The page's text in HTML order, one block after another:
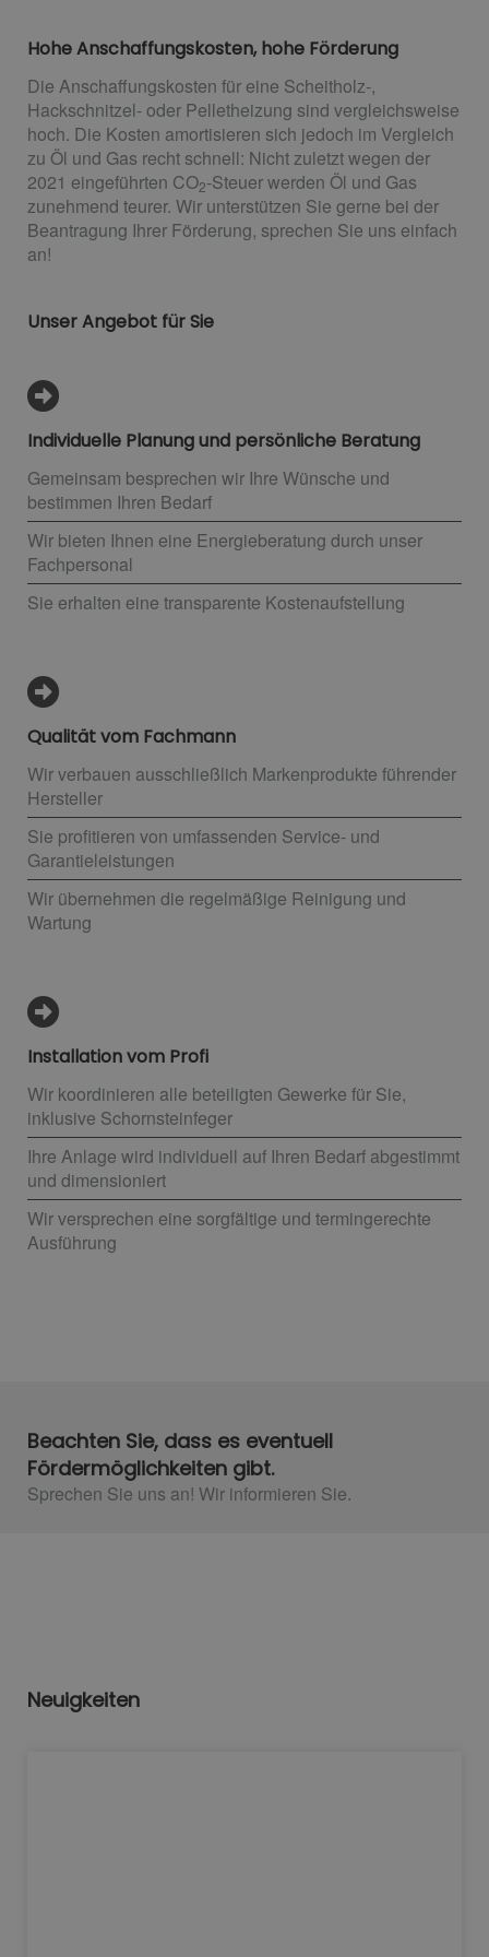
Hohe Anschaffungskosten, hohe Förderung
Die Anschaffungskosten für eine Scheitholz-,
Hackschnitzel- oder Pelletheizung sind vergleichsweise
hoch. Die Kosten amortisieren sich jedoch im Vergleich
zu Öl und Gas recht schnell: Nicht zuletzt wegen der
2021 eingeführten CO2-Steuer werden Öl und Gas
zunehmend teurer. Wir unterstützen Sie gerne bei der
Beantragung Ihrer Förderung, sprechen Sie uns einfach
an!
Unser Angebot für Sie
Individuelle Planung und persönliche Beratung
Gemeinsam besprechen wir Ihre Wünsche und
bestimmen Ihren Bedarf
Wir bieten Ihnen eine Energieberatung durch unser
Fachpersonal
Sie erhalten eine transparente Kostenaufstellung
Qualität vom Fachmann
Wir verbauen ausschließlich Markenprodukte führender
Hersteller
Sie profitieren von umfassenden Service- und
Garantieleistungen
Wir übernehmen die regelmäßige Reinigung und
Wartung
Installation vom Profi
Wir koordinieren alle beteiligten Gewerke für Sie,
inklusive Schornsteinfeger
Ihre Anlage wird individuell auf Ihren Bedarf abgestimmt
und dimensioniert
Wir versprechen eine sorgfältige und termingerechte
Ausführung
Beachten Sie, dass es eventuell
Fördermöglichkeiten gibt.
Sprechen Sie uns an! Wir informieren Sie.​
Neuigkeiten